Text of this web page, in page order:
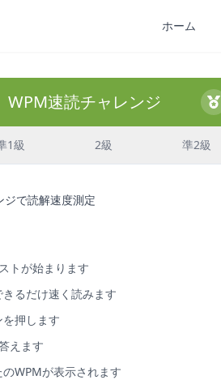
ホーム
WPM速読チャレンジ
1級 2級 準2級
ジで読解速度測定
トが始まります
るだけ速く読みます
押します
えます
WPMが表示されます